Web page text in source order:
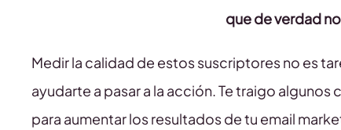
que de verdad
Medir la calidad de estos suscriptores no es
ayudarte a pasar a la acción. Te traigo
para aumentar los resultados de tu email